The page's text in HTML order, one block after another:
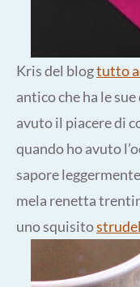
Kris del blogtutto
antico che ha le
avuto il piacere di
quando ho avuto
sapore
mela renetta
uno squisitostrudel